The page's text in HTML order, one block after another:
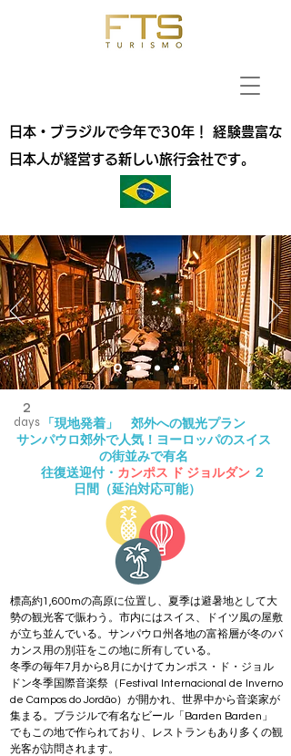
日本・ブラジルで今年で30年！ 経験豊富な
日本人が経営する新しい旅行会社です。
「現地発着」 郊外への観光プラン
サンパウロ郊外で人気！ヨーロッパのスイス
の街並みで有名
往復送迎付・ カンポス ド ジョルダン ２
日間（延泊対応可能）
2
days
標高約1,600mの高原に位置し、夏季は避暑地として大
勢の観光客で賑わう。市内にはスイス、
ドイツ風の屋敷
が立ち並んでいる。 サンパウロ州各地の富裕層が冬のバ
カンス用の別荘をこの地に所有している。
冬季の毎年7月から8月にかけてカンポス・ド・ジョル
ドン冬季国際音楽祭 （Festival Internacional de Inverno
de Campos do Jordão）が開かれ、世界中から音楽家が
集まる。ブラジルで有名なビール「Barden Barden」
でもこの地で作られており、レストランもあり多くの観
光客が訪問されます。